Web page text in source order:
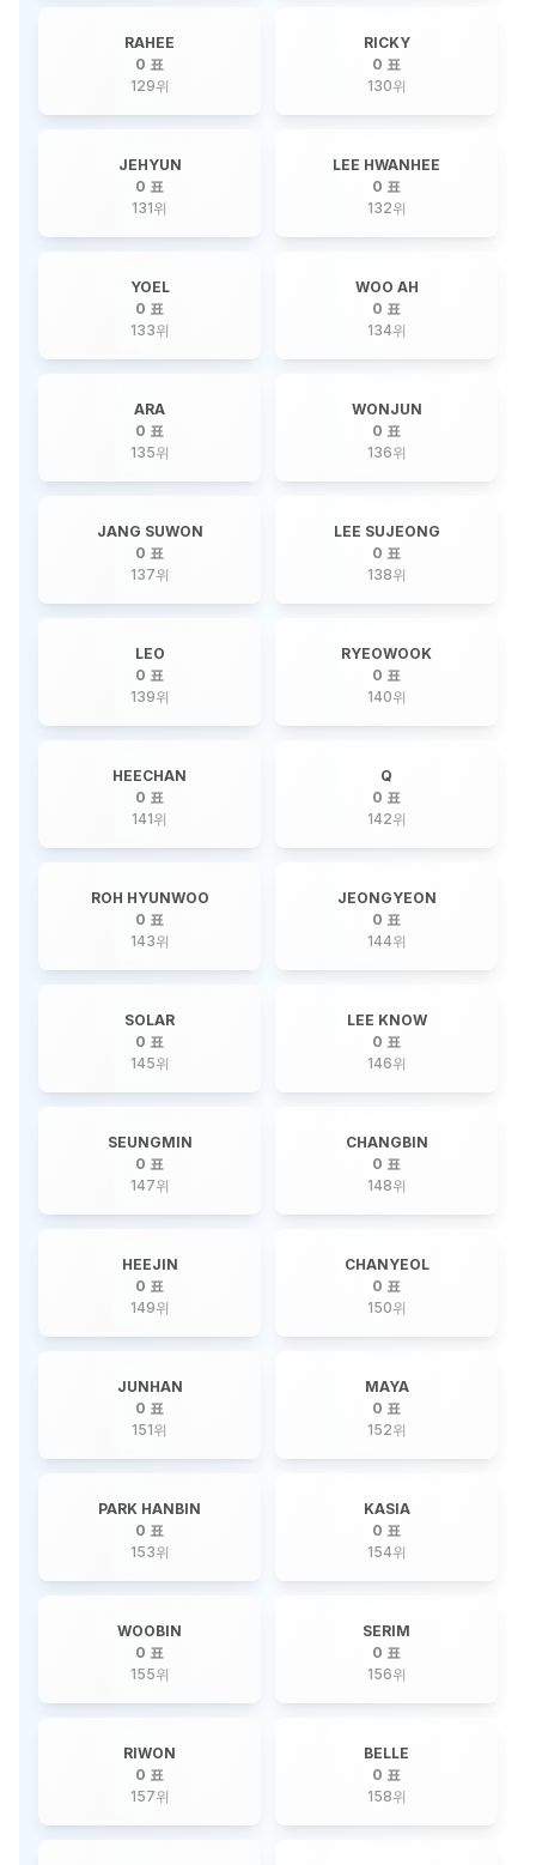
RAHEE
0 표
129위
RICKY
0 표
130위
JEHYUN
0 표
131위
LEE HWANHEE
0 표
132위
YOEL
0 표
133위
WOO AH
0 표
134위
ARA
0 표
135위
WONJUN
0 표
136위
JANG SUWON
0 표
137위
LEE SUJEONG
0 표
138위
LEO
0 표
139위
RYEOWOOK
0 표
140위
HEECHAN
0 표
141위
Q
0 표
142위
ROH HYUNWOO
0 표
143위
JEONGYEON
0 표
144위
SOLAR
0 표
145위
LEE KNOW
0 표
146위
SEUNGMIN
0 표
147위
CHANGBIN
0 표
148위
HEEJIN
0 표
149위
CHANYEOL
0 표
150위
JUNHAN
0 표
151위
MAYA
0 표
152위
PARK HANBIN
0 표
153위
KASIA
0 표
154위
WOOBIN
0 표
155위
SERIM
0 표
156위
RIWON
0 표
157위
BELLE
0 표
158위